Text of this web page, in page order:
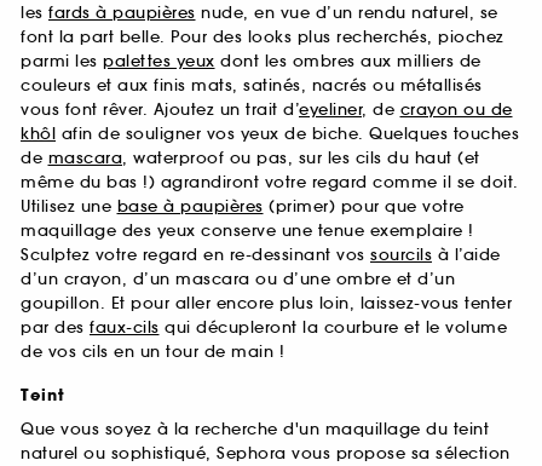
les fards à paupières nude, en vue d’un rendu naturel, se
font la part belle. Pour des looks plus recherchés, piochez
parmi les palettes yeux dont les ombres aux milliers de
couleurs et aux finis mats, satinés, nacrés ou métallisés
vous font rêver. Ajoutez un trait d’eyeliner, de crayon ou de
khôl afin de souligner vos yeux de biche. Quelques touches
de mascara, waterproof ou pas, sur les cils du haut (et
même du bas !) agrandiront votre regard comme il se doit.
Utilisez une base à paupières (primer) pour que votre
maquillage des yeux conserve une tenue exemplaire !
Sculptez votre regard en re-dessinant vos sourcils à l’aide
d’un crayon, d’un mascara ou d’une ombre et d’un
goupillon. Et pour aller encore plus loin, laissez-vous tenter
par des faux-cils qui décupleront la courbure et le volume
de vos cils en un tour de main !
Teint
Que vous soyez à la recherche d'un maquillage du teint
naturel ou sophistiqué, Sephora vous propose sa sélection